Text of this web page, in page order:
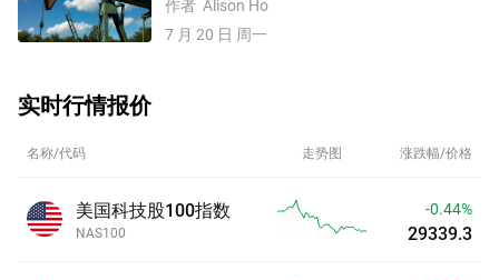
作者 Alison Ho
7 月 20 日 周一
实时行情报价
名称/代码 走势图 涨跌幅/价格
美国科技股100指数
NAS100
-0.44%
29339.3